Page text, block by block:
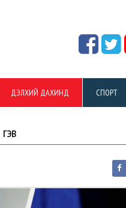
ДЭЛХИЙ ДАХИНД СПОРТ